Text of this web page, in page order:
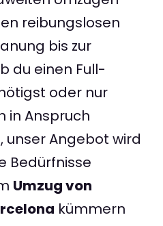
reibungslosen
bis zur
du einen Full-
oder nur
in Anspruch
Angebot wird
Bedürfnisse
Umzug von
kümmern